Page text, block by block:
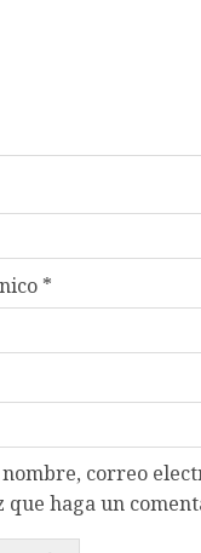
*
correo
que haga un